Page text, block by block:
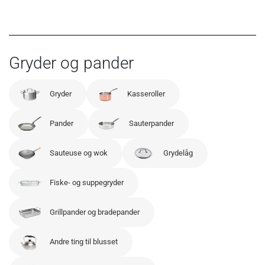
Gryder og pander
Gryder Kasseroller
Pander Sauterpander
Sauteuse og wok Grydelåg
Fiske- og suppegryder
Grillpander og bradepander
Andre ting til blusset